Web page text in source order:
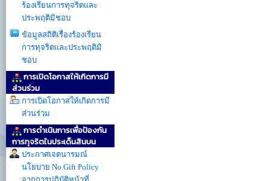
ร้องเรียนการทุจริตและ
ประพฤติมิชอบ
ข้อมูลสถิติเรื่องร้องเรียน
การทุจริตและประพฤติมิ
ชอบ
การเปิดโอกาสให้เกิดการมี
ส่วนร่วม
การเปิดโอกาสให้เกิดการมี
ส่วนร่วม
การดำเนินการเพื่อป้องกัน
การทุจริตในประเด็นสินบน
ประกาศเจตนารมณ์
นโยบาย No Gift Policy